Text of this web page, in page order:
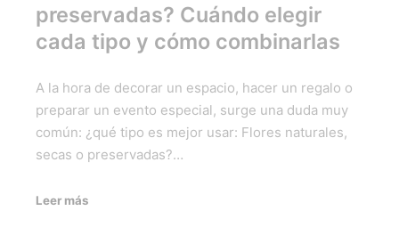
preservadas? Cuándo elegir
cada tipo y cómo combinarlas
A la hora de decorar un espacio, hacer un regalo o
preparar un evento especial, surge una duda muy
común: ¿qué tipo es mejor usar: Flores naturales,
secas o preservadas?…
Leer más